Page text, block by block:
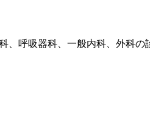
呼吸器科、一般内科、外科の